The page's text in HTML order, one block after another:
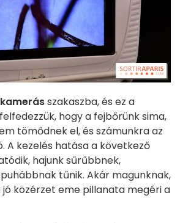
kamerásszakaszba, és ez a
hogy a fejbőrünk sima,
tömődnek el, és számunkra az
A kezelés hatása a következő
hajunk sűrűbbnek,
tűnik. Akár magunknak,
jó közérzet eme pillanata megéri a